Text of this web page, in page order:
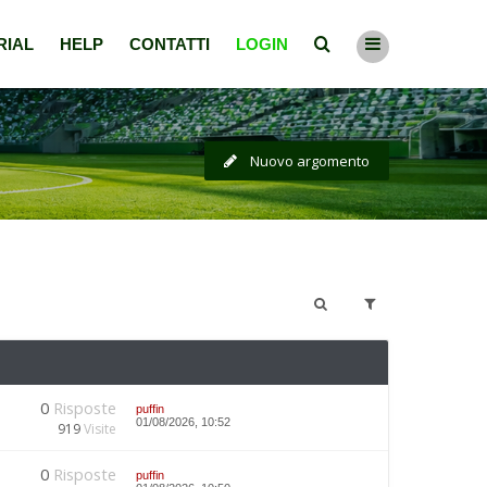
HELP CONTATTI LOGIN
Nuovo argomento
0 Risposte
919Visite
puffin
01/08/2026, 10:52
0 Risposte
puffin